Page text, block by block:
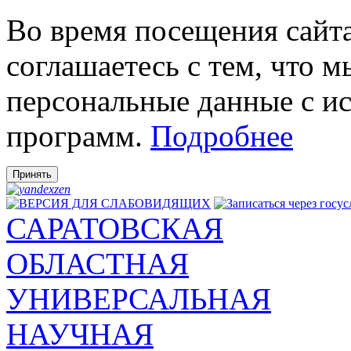
Во время посещения
соглашаетесь с тем, что
персональные данные с
программ. Подробнее
Принять
САРАТОВСКАЯ
ОБЛАСТНАЯ
УНИВЕРСАЛЬНАЯ
НАУЧНАЯ